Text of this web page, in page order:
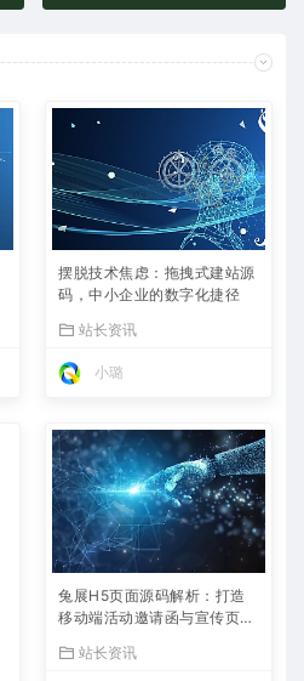
摆脱技术焦虑：拖拽式建站源
码，中小企业的数字化捷径
站长资讯
小璐
兔展H5页面源码解析：打造
移动端活动邀请函与宣传页的
站长资讯